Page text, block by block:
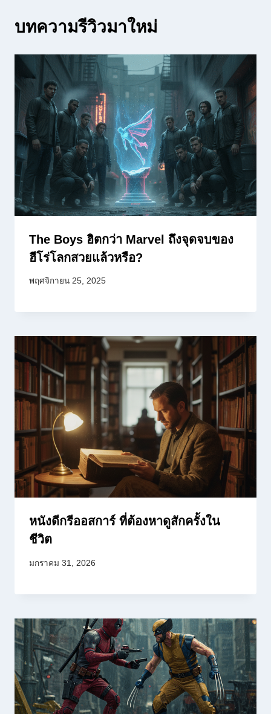
บทความรีวิวมาใหม่
The Boys ฮิตกว่า Marvel ถึงจุดจบของ
ฮีโร่โลกสวยแล้วหรือ?
พฤศจิกายน 25, 2025
หนังดีกรีออสการ์ ที่ต้องหาดูสักครั้งใน
ชีวิต
มกราคม 31, 2026